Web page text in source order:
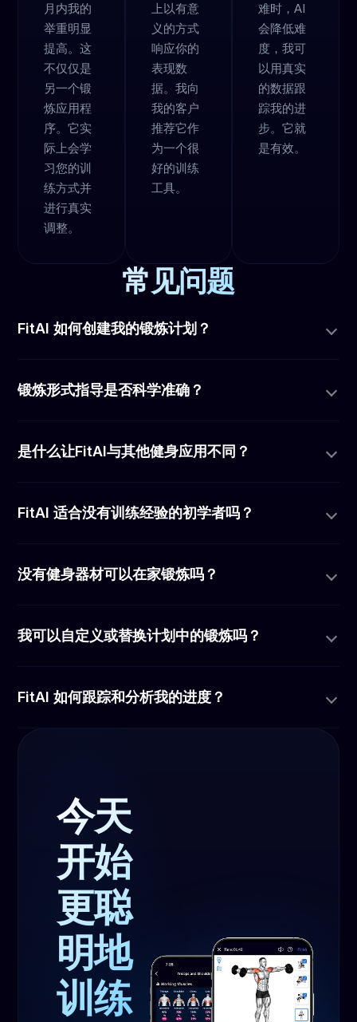
月内我的
举重明显
提高。这
不仅仅是
另一个锻
炼应用程
序。它实
际上会学
习您的训
练方式并
进行真实
调整。
上以有意
义的方式
响应你的
表现数
据。我向
我的客户
推荐它作
为一个很
好的训练
工具。
难时，AI
会降低难
度，我可
以用真实
的数据跟
踪我的进
步。它就
是有效。
常见问题
FitAI 如何创建我的锻炼计划？
锻炼形式指导是否科学准确？
是什么让FitAI与其他健身应用不同？
FitAI 适合没有训练经验的初学者吗？
没有健身器材可以在家锻炼吗？
我可以自定义或替换计划中的锻炼吗？
FitAI 如何跟踪和分析我的进度？
今天
开始
更聪
明地
训练